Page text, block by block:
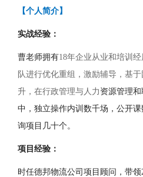
【个人简介】
实战经验：
曹老师拥有18年企业从业和培训经
队进行优化重组，激励辅导，基
升，在行政管理与人力 资源管理
中，独立操作内训数千场，公开
询项目几十个。
项目经验：
时任德邦物流公司项目顾问，带